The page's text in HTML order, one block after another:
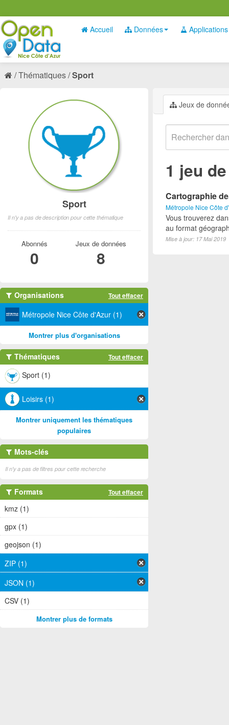
Accueil Données Applications
Thématiques Sport
Jeux de
1 jeu
Cartographie
Métropole Nice Côte
Vous trouverez
au format
Mise à jour: 17 Mai 2019
Sport
Il n'y a pas de description pour cette thématique
Abonnés
0
Jeux de données
8
Organisations Tout effacer
Métropole Nice Côte d'Azur (1)
Montrer plus d'organisations
Thématiques Tout effacer
Sport (1)
Loisirs (1)
Montrer uniquement les thématiques
populaires
Mots-clés
Il n'y a pas de filtres pour cette recherche
Formats Tout effacer
kmz (1)
gpx (1)
geojson (1)
ZIP (1)
JSON (1)
CSV (1)
Montrer plus de formats